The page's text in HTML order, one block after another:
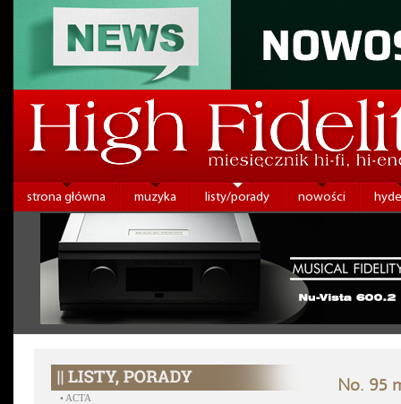
strona główna muzyka listy/porady nowości
No. 95
• ACTA